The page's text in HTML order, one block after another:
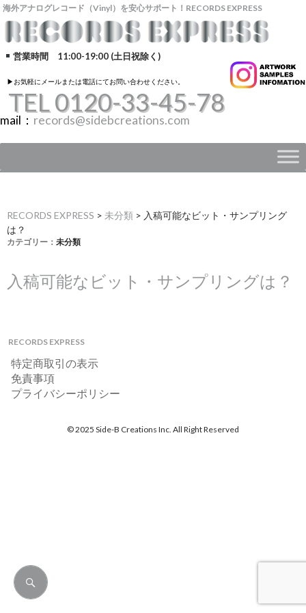
海外アナログレコード（Vinyl）を安心サポート！RECORDS EXPRESS
営業時間 11:00-19:00 (土日祝除く)
▶︎お気軽にメールまたは電話にてお問い合わせください。
TEL 0120-33-45-78
mail： records@sidebcreations.com
RECORDS EXPRESS > 未分類 > 入稿可能なビット・サンプリング
は？
カテゴリー： 未分類
入稿可能なビット・サンプリングは？
RECORDS EXPRESS
特定商取引の表示
免責事項
プライバシーポリシー
© 2025 Side-B Creations Inc. All Right Reserved
検